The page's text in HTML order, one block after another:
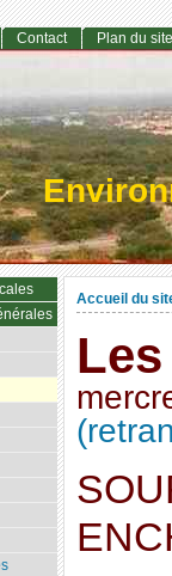
Accueil du
Contact Plan du site